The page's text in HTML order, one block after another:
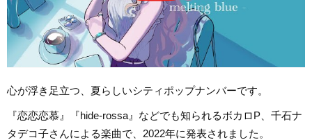
心が浮き足立つ、夏らしいシティポップナンバーです。
『恋恋恋慕』『hide-rossa』などでも知られるボカロP、千石ナ
タデコ子さんによる楽曲で、2022年に発表されました。